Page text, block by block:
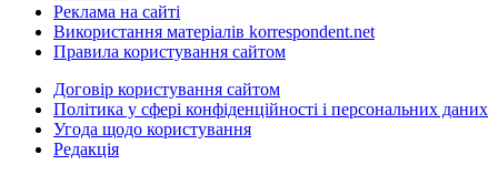
Реклама на сайті
Використання матеріалів korrespondent.net
Правила користування сайтом
Договір користування сайтом
Політика у сфері конфіденційності і персональних даних
Угода щодо користування
Редакція